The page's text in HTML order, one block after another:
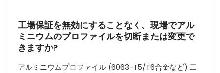
工場保証を無効にすることなく、現場でアル
ミニウムのプロファイルを切断または変更で
きますか?
アルミニウムプロファイル (6063-T5/T6合金など) 工